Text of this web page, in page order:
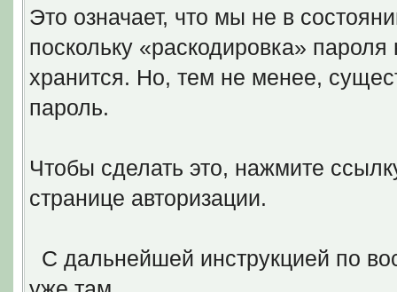
Это означает, что мы не в
поскольку «раскодировка»
хранится. Но, тем не менее,
пароль.
Чтобы сделать это, нажмите
странице авторизации.
С дальнейшей инструкцией по